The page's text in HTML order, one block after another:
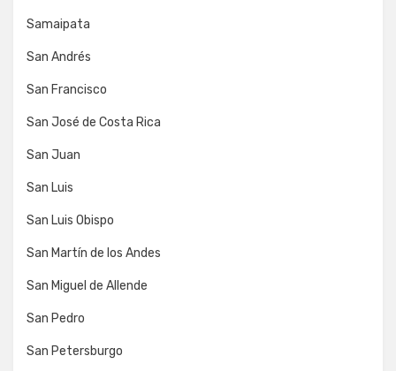
Samaipata
San Andrés
San Francisco
San José de Costa Rica
San Juan
San Luis
San Luis Obispo
San Martín de los Andes
San Miguel de Allende
San Pedro
San Petersburgo